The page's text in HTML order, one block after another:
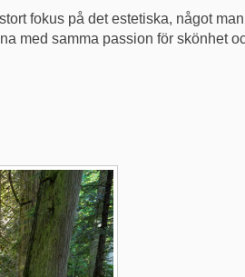
fokus på det estetiska, något
med samma passion för skönhet